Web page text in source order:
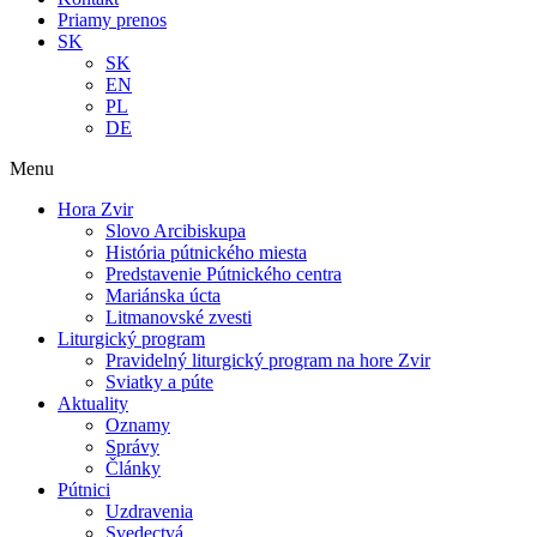
Priamy prenos
SK
SK
EN
PL
DE
Menu
Hora Zvir
Slovo Arcibiskupa
História pútnického miesta
Predstavenie Pútnického centra
Mariánska úcta
Litmanovské zvesti
Liturgický program
Pravidelný liturgický program na hore Zvir
Sviatky a púte
Aktuality
Oznamy
Správy
Články
Pútnici
Uzdravenia
Svedectvá